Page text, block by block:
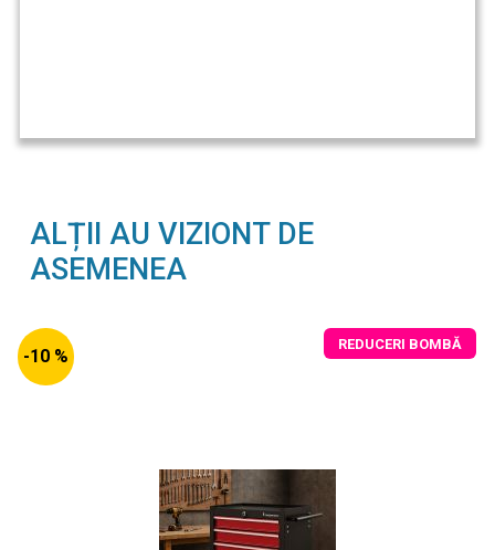
ALȚII AU VIZIONT DE
ASEMENEA
-10 %
REDUCERI BOMBĂ